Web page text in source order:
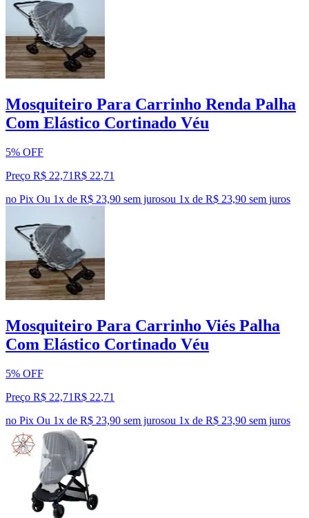
Mosquiteiro Para Carrinho Renda Palha
Com Elástico Cortinado Véu
5% OFF
Preço R$ 22,71R$ 22,71
no Pix Ou 1x de R$ 23,90 sem jurosou 1x de R$ 23,90 sem juros
Mosquiteiro Para Carrinho Viés Palha
Com Elástico Cortinado Véu
5% OFF
Preço R$ 22,71R$ 22,71
no Pix Ou 1x de R$ 23,90 sem jurosou 1x de R$ 23,90 sem juros